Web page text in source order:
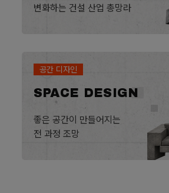
변화하는 건설 산업 총망라
공간 디자인
SPACE DESIGN
좋은 공간이 만들어지는
전 과정 조망